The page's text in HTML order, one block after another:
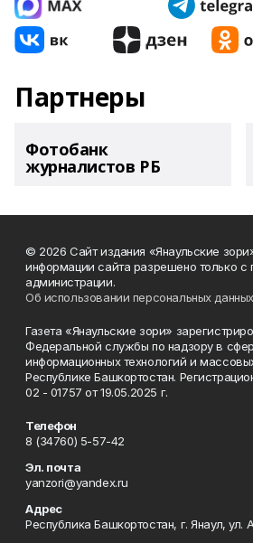
Партнеры
Фотобанк
журналистов РБ
© 2026 Сайт издания «Янаульские
информации сайта разрешено только с
администрации.
Об использовании персональных данных
Газета «Янаульские зори»
Федеральной службы по надзору в
информационных технологий и
Республике Башкортостан.
02 - 01757 от 19.05.2025 г.
Телефон
8 (34760) 5-57-42
Эл. почта
yanzori@yandex.ru
Адрес
Республика Башкортостан, г. Янаул, ул.